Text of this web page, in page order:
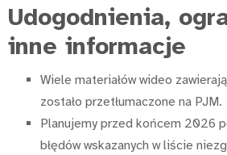
Udogodnienia,
inne informacje
Wiele materiałów wideo
zostało przetłumaczone na PJM.
Planujemy przed końcem 2026
błędów wskazanych w liście